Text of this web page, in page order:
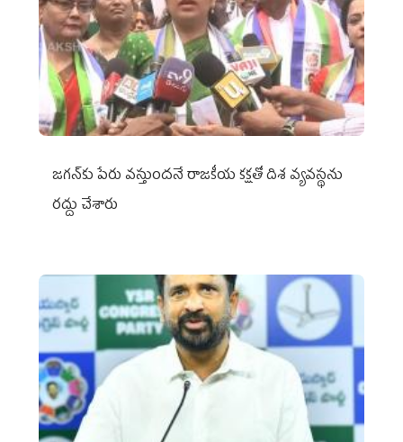
జగన్‌కు పేరు వస్తుందనే రాజకీయ కక్షతో దిశ వ్య‌వ‌స్థ‌ను
రద్దు చేశారు